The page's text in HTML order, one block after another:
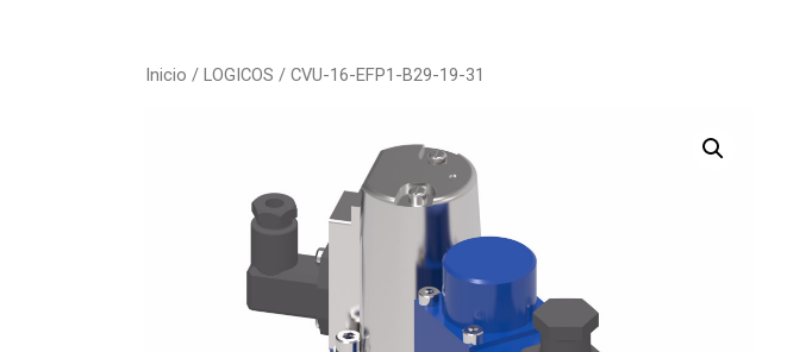
Inicio / LOGICOS / CVU-16-EFP1-B29-19-31